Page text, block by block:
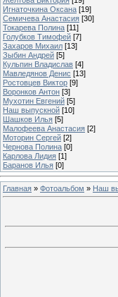
Игнаточкина Оксана [19]
Семичева Анастасия [30]
Токарева Полина [11]
Голубков Тимофей [7]
Захаров Михаил [13]
Зыбин Андрей [5]
Кульпин Владислав [4]
Мавледянов Денис [13]
Ростовцев Виктор [9]
Воронков Антон [3]
Мухотин Евгений [5]
Наш выпускной [10]
Шашков Илья [5]
Малофеева Анастасия [2]
Моторин Сергей [2]
Чернова Полина [0]
Карлова Лидия [1]
Баранов Илья [0]
Главная » Фотоальбом » Наш